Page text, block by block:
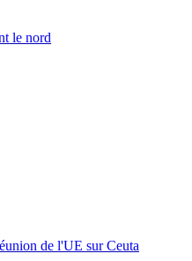
le nord
de l'UE sur Ceuta